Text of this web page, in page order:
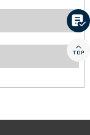

